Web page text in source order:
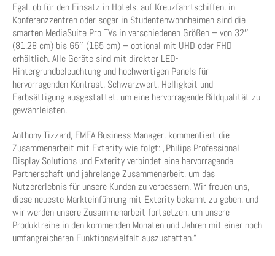
Egal, ob für den Einsatz in Hotels, auf Kreuzfahrtschiffen, in
Konferenzzentren oder sogar in Studentenwohnheimen sind die
smarten MediaSuite Pro TVs in verschiedenen Größen – von 32″
(81,28 cm) bis 65″ (165 cm) – optional mit UHD oder FHD
erhältlich. Alle Geräte sind mit direkter LED-
Hintergrundbeleuchtung und hochwertigen Panels für
hervorragenden Kontrast, Schwarzwert, Helligkeit und
Farbsättigung ausgestattet, um eine hervorragende Bildqualität zu
gewährleisten.
Anthony Tizzard, EMEA Business Manager, kommentiert die
Zusammenarbeit mit Exterity wie folgt: „Philips Professional
Display Solutions und Exterity verbindet eine hervorragende
Partnerschaft und jahrelange Zusammenarbeit, um das
Nutzererlebnis für unsere Kunden zu verbessern. Wir freuen uns,
diese neueste Markteinführung mit Exterity bekannt zu geben, und
wir werden unsere Zusammenarbeit fortsetzen, um unsere
Produktreihe in den kommenden Monaten und Jahren mit einer noch
umfangreicheren Funktionsvielfalt auszustatten.“